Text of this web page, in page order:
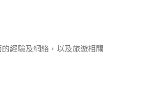
經驗及網絡，以及旅遊相關